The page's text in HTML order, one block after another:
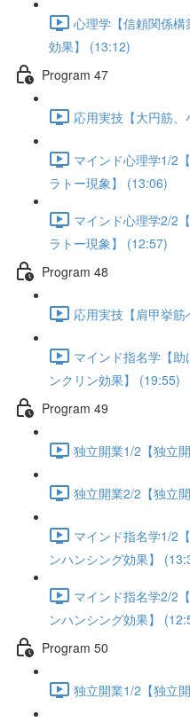
心理学【信頼関係
効果】 (13:12)
Program 47
応用実技【大円筋
マインド心理学1/2
ラトー現象】 (13:06)
マインド心理学2/2
ラトー現象】 (12:57)
Program 48
応用実技【肩甲挙
マインド指名学【
ンクリン効果】 (19:55)
Program 49
独立開業1/2【独立
独立開業2/2【独立
マインド指名学1/2
ンハンシング効果】
マインド指名学2/2
ンハンシング効果】
Program 50
独立開業1/2【独立